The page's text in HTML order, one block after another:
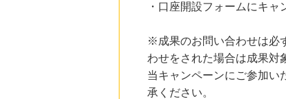
・口座開設フォームにキ
※成果のお問い合わせは必
わせをされた場合は成果対
当キャンペーンにご参加い
承ください。